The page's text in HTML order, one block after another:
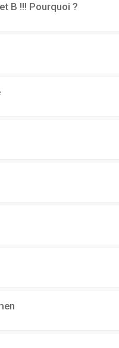
B !!! Pourquoi ?